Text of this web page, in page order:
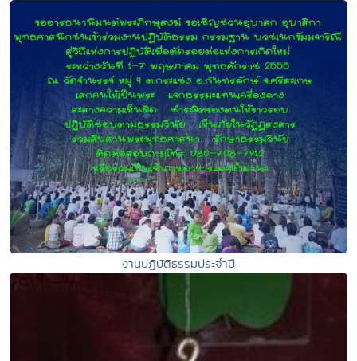
งานปฏิบัติธรรมประจำปี